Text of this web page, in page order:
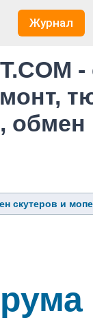
Журнал
скутеров и